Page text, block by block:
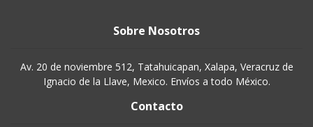
Sobre Nosotros
Av. 20 de noviembre 512, Tatahuicapan, Xalapa, Veracruz de
Ignacio de la Llave, Mexico. Envíos a todo México.
Contacto